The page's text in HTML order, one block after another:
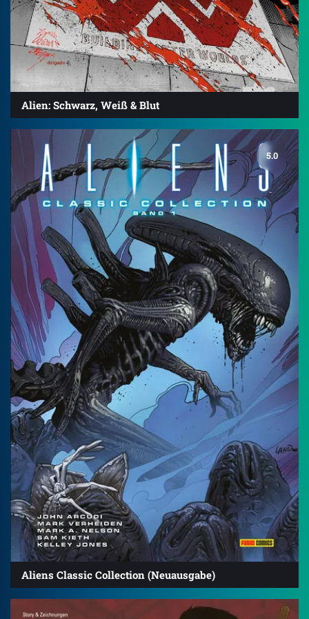
Alien: Schwarz, Weiß & Blut
5.0
Aliens Classic Collection (Neuausgabe)